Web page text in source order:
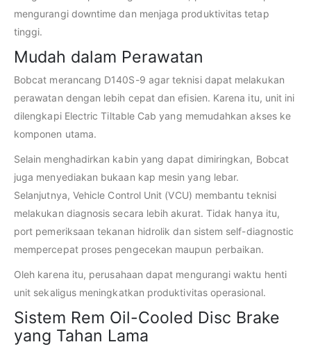
mengurangi downtime dan menjaga produktivitas tetap
tinggi.
Mudah dalam Perawatan
Bobcat merancang D140S-9 agar teknisi dapat melakukan
perawatan dengan lebih cepat dan efisien. Karena itu, unit ini
dilengkapi Electric Tiltable Cab yang memudahkan akses ke
komponen utama.
Selain menghadirkan kabin yang dapat dimiringkan, Bobcat
juga menyediakan bukaan kap mesin yang lebar.
Selanjutnya, Vehicle Control Unit (VCU) membantu teknisi
melakukan diagnosis secara lebih akurat. Tidak hanya itu,
port pemeriksaan tekanan hidrolik dan sistem self-diagnostic
mempercepat proses pengecekan maupun perbaikan.
Oleh karena itu, perusahaan dapat mengurangi waktu henti
unit sekaligus meningkatkan produktivitas operasional.
Sistem Rem Oil-Cooled Disc Brake
yang Tahan Lama